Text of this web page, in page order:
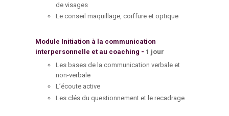
de visages
Le conseil maquillage, coiffure et optique
Module Initiation à la communication
interpersonnelle et au coaching - 1 jour
Les bases de la communication verbale et
non-verbale
L’écoute active
Les clés du questionnement et le recadrage